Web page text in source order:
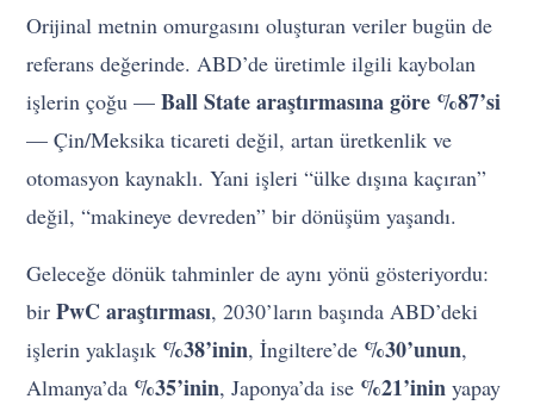
Orijinal metnin omurgasını oluşturan veriler bugün de
referans değerinde. ABD’de üretimle ilgili kaybolan
işlerin çoğu —Ball State araştırmasına göre %87’si
— Çin/Meksika ticareti değil, artan üretkenlik ve
otomasyon kaynaklı. Yani işleri “ülke dışına kaçıran”
değil, “makineye devreden” bir dönüşüm yaşandı.
Geleceğe dönük tahminler de aynı yönü gösteriyordu:
birPwC araştırması, 2030’ların başında ABD’deki
işlerin yaklaşık %38’inin, İngiltere’de %30’unun,
Almanya’da %35’inin, Japonya’da ise %21’inin yapay